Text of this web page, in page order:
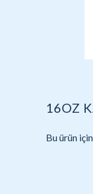
16OZ
Bu ürün